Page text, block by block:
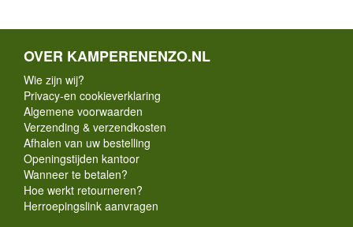
OVER KAMPERENENZO.NL
Wie zijn wij?
Privacy-en cookieverklaring
Algemene voorwaarden
Verzending & verzendkosten
Afhalen van uw bestelling
Openingstijden kantoor
Wanneer te betalen?
Hoe werkt retourneren?
Herroepingslink aanvragen